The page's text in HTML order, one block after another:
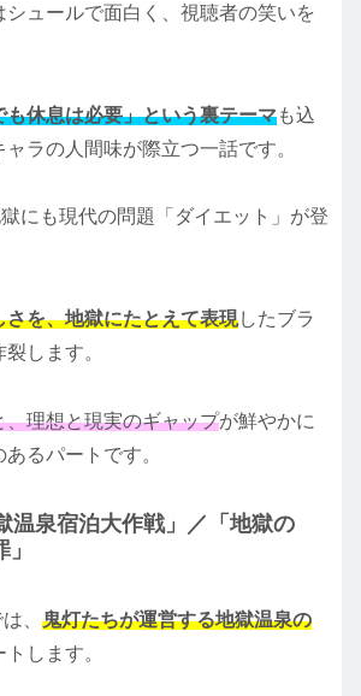
シュールで面白く、視聴者の笑いを
も休息は必要」という裏テーマも込
ラの人間味が際立つ一話です。
にも現代の問題「ダイエット」が登
さを、地獄にたとえて表現したブラ
します。
、理想と現実のギャップが鮮やかに
るパートです。
温泉宿泊大作戦」／「地獄の
、 鬼灯たちが運営する地獄温泉の
します。